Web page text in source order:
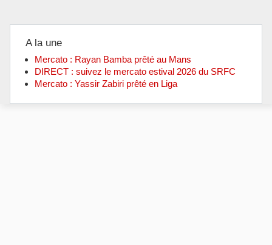
A la une
Mercato : Rayan Bamba prêté au Mans
DIRECT : suivez le mercato estival 2026 du SRFC
Mercato : Yassir Zabiri prêté en Liga